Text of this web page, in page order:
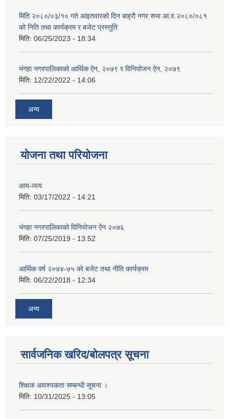
मिति २०८०/०३/१० गते आइतवारको दिन बाह्रौ नगर सभा आ.व.२०८०/०८१
को निति तथा कार्यक्रम र बजेट प्रस्तुति
मिति: 06/25/2023 - 18:34
भंगहा नगरपालिकाको आर्थिक ऐन, २०७९ र विनियोजन ऐन, २०७९
मिति: 12/22/2022 - 14:06
अन्य
योजना तथा परियोजना
आय-व्यय
मिति: 03/17/2022 - 14:21
भंगहा नगरपालिकाको विनियोजन ऐन २०७६
मिति: 07/25/2019 - 13:52
आर्थिक वर्ष २०७४-७५ को बजेट तथा नीति कार्यक्रम
मिति: 06/22/2018 - 12:34
अन्य
सार्वजनिक खरिद/बोलपत्र सूचना
शिक्षक आवश्यकता सम्बन्धी सूचना ।
मिति: 10/31/2025 - 13:05